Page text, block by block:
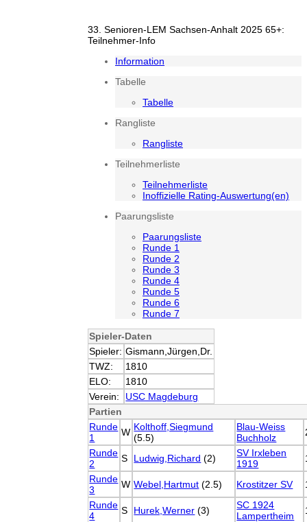
33. Senioren-LEM Sachsen-Anhalt 2025 65+:
Teilnehmer-Info
Information
Tabelle
Tabelle
Rangliste
Rangliste
Teilnehmerliste
Teilnehmerliste
Inoffizielle Rating-Auswertung(en)
Paarungsliste
Paarungsliste
Runde 1
Runde 2
Runde 3
Runde 4
Runde 5
Runde 6
Runde 7
Spieler-Daten
Spieler: Gismann,Jürgen,Dr.
TWZ:
1810
ELO:
1810
Verein:
USC Magdeburg
Partien
Runde
1
W Kolthoff,Siegmund
(5.5)
Blau-Weiss
Buchholz
Runde
2
S Ludwig,Richard (2)
SV Irxleben
1919
Runde
3
W Webel,Hartmut (2.5) Krostitzer SV
Runde
4
S Hurek,Werner (3)
SC 1924
Lampertheim